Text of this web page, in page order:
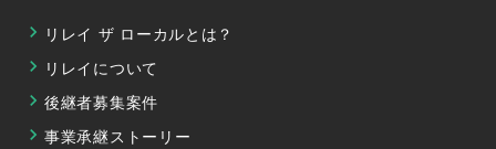
リレイ ザ ローカルとは？
リレイについて
後継者募集案件
事業承継ストーリー